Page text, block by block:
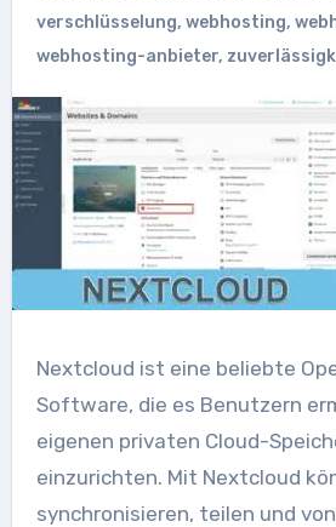
verschlüsselung, webhosting,
webhosting-anbieter,
Nextcloud ist eine beliebte
Software, die es Benutzern
eigenen privaten Cloud-
einzurichten. Mit Nextcloud
synchronisieren, teilen und